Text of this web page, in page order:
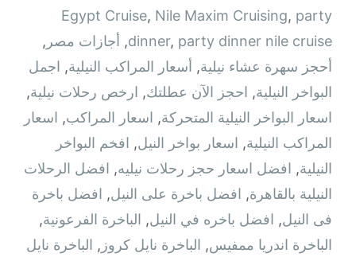
Egypt Cruise, Nile Maxim Cruising, party
dinner, party dinner nile cruise
, أجازات مصر ,
أحجز سهرة عشاء نيلية, أسعار المراكب النيلية, اجمل
البواخر النيلية, احجز الآن عطلتك, ارخص رحلات نيلية,
اسعار البواخر النيلية المتحركة, اسعار المراكب, اسعار
المراكب النيلية, اسعار بواخر النيل, افخم البواخر
النيلية, افضل اسعار حجز رحلات نيليه, افضل الرحلات
النيلية بالقاهرة, افضل باخرة على النيل, افضل باخرة
فى النيل, افضل باخره في النيل, الباخرة الفرعونية,
الباخرة اندريا ممفيس, الباخرة نايل كروز , الباخرة نايل